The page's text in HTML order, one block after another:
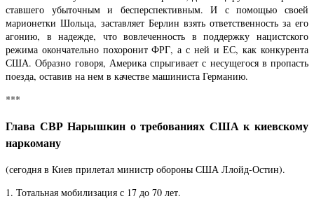
ставшего убыточным и бесперспективным. И с помощью своей
марионетки Шольца, заставляет Берлин взять ответственность за его
агонию, в надежде, что вовлеченность в поддержку нацистского
режима окончательно похоронит ФРГ, а с ней и ЕС, как конкурента
США. Образно говоря, Америка спрыгивает с несущегося в пропасть
поезда, оставив на нем в качестве машиниста Германию.
***
Глава СВР Нарышкин о требованиях США к киевскому
наркоману
(сегодня в Киев прилетал министр обороны США Ллойд-Остин).
1. Тотальная мобилизация с 17 до 70 лет.